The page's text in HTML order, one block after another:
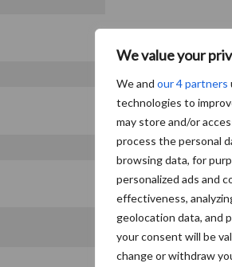
We value your
We and our 4 partners
technologies to
may store and/or
process the personal
browsing data, for
personalized ads and
effectiveness,
geolocation data, and
your consent will be
change or withdraw